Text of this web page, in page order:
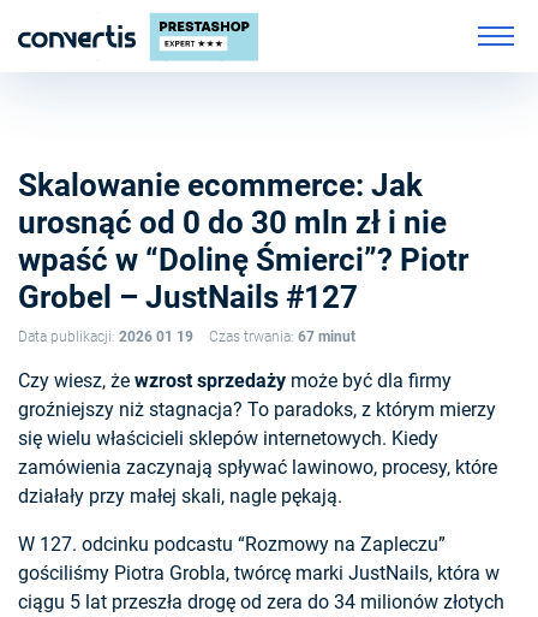
Skalowanie ecommerce: Jak
urosnąć od 0 do 30 mln zł i nie
wpaść w “Dolinę Śmierci”? Piotr
Grobel – JustNails #127
Data publikacji: 2026 01 19 Czas trwania: 67 minut
Czy wiesz, że wzrost sprzedaży może być dla firmy
groźniejszy niż stagnacja? To paradoks, z którym mierzy
się wielu właścicieli sklepów internetowych. Kiedy
zamówienia zaczynają spływać lawinowo, procesy, które
działały przy małej skali, nagle pękają.
W 127. odcinku podcastu “Rozmowy na Zapleczu”
gościliśmy Piotra Grobla, twórcę marki JustNails, która w
ciągu 5 lat przeszła drogę od zera do 34 milionów złotych